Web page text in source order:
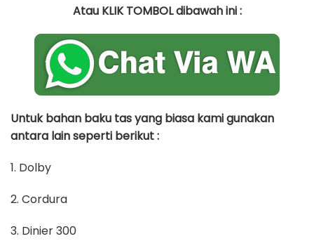
Atau KLIK TOMBOL dibawah ini :
Untuk bahan baku tas yang biasa kami gunakan
antara lain seperti berikut :
1. Dolby
2. Cordura
3. Dinier 300